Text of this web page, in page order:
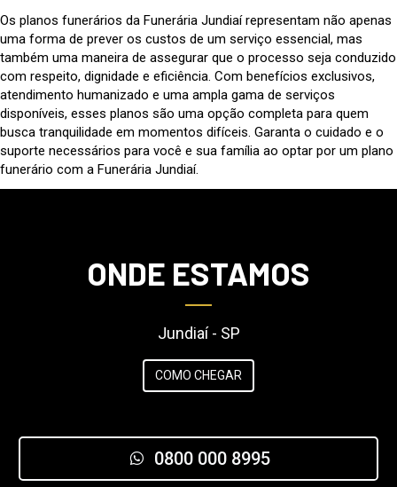
Os planos funerários da Funerária Jundiaí representam não apenas
uma forma de prever os custos de um serviço essencial, mas
também uma maneira de assegurar que o processo seja conduzido
com respeito, dignidade e eficiência. Com benefícios exclusivos,
atendimento humanizado e uma ampla gama de serviços
disponíveis, esses planos são uma opção completa para quem
busca tranquilidade em momentos difíceis. Garanta o cuidado e o
suporte necessários para você e sua família ao optar por um plano
funerário com a Funerária Jundiaí.
ONDE ESTAMOS
Jundiaí - SP
COMO CHEGAR
0800 000 8995